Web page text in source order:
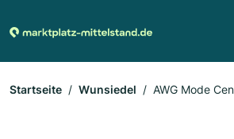
Startseite Wunsiedel AWG Mode